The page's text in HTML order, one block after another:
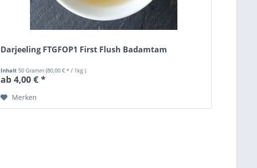
Darjeeling FTGFOP1 First Flush Badamtam
Inhalt50 Gramm(80,00 € * / 1kg )
ab 4,00 € *
Merken